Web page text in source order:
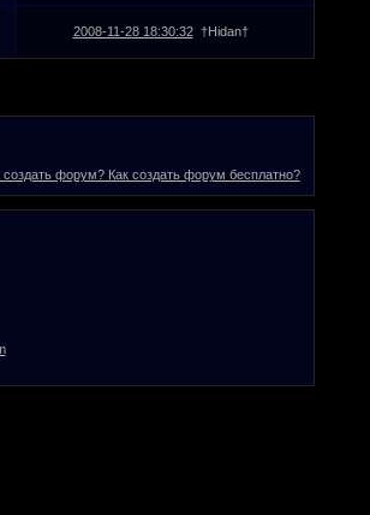
2008-11-28 18:30:32 †Нidan†